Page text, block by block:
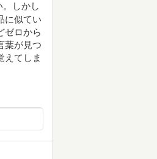
しかし
に似てい
ゼロから
葉が見つ
えてしま